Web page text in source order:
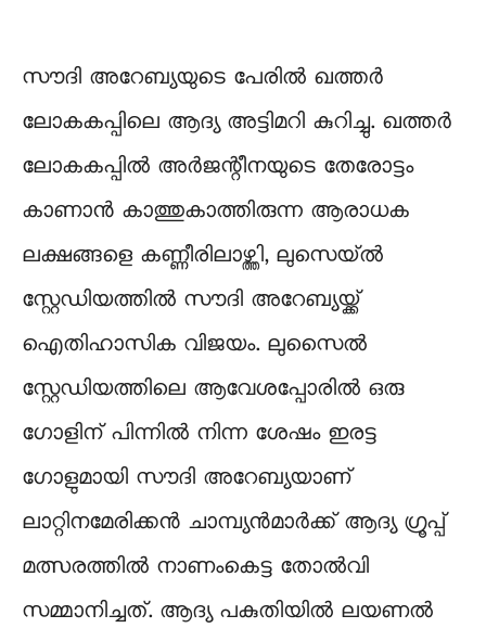
സൗദി അറേബ്യയുടെ പേരിൽ ഖത്തർ
ലോകകപ്പിലെ ആദ്യ അട്ടിമറി കുറിച്ചു. ഖത്തർ
ലോകകപ്പിൽ അർജന്റീനയുടെ തേരോട്ടം
കാണാൻ കാത്തുകാത്തിരുന്ന ആരാധക
ലക്ഷങ്ങളെ കണ്ണീരിലാഴ്ത്തി, ലുസെയ്ൽ
സ്റ്റേഡിയത്തിൽ സൗദി അറേബ്യയ്ക്ക്
ഐതിഹാസിക വിജയം. ലുസൈല്‍
സ്റ്റേഡിയത്തിലെ ആവേശപ്പോരില്‍ ഒരു
ഗോളിന് പിന്നില്‍ നിന്ന ശേഷം ഇരട്ട
ഗോളുമായി സൗദി അറേബ്യയാണ്
ലാറ്റിനമേരിക്കന്‍ ചാമ്പ്യന്‍മാര്‍ക്ക് ആദ്യ ഗ്രൂപ്പ്
മത്സരത്തില്‍ നാണംകെട്ട തോല്‍വി
സമ്മാനിച്ചത്. ആദ്യ പകുതിയിൽ ലയണൽ